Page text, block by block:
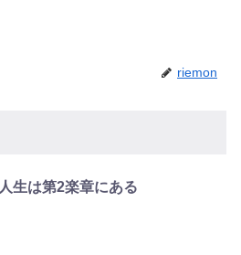
riemon
人生は第2楽章にある